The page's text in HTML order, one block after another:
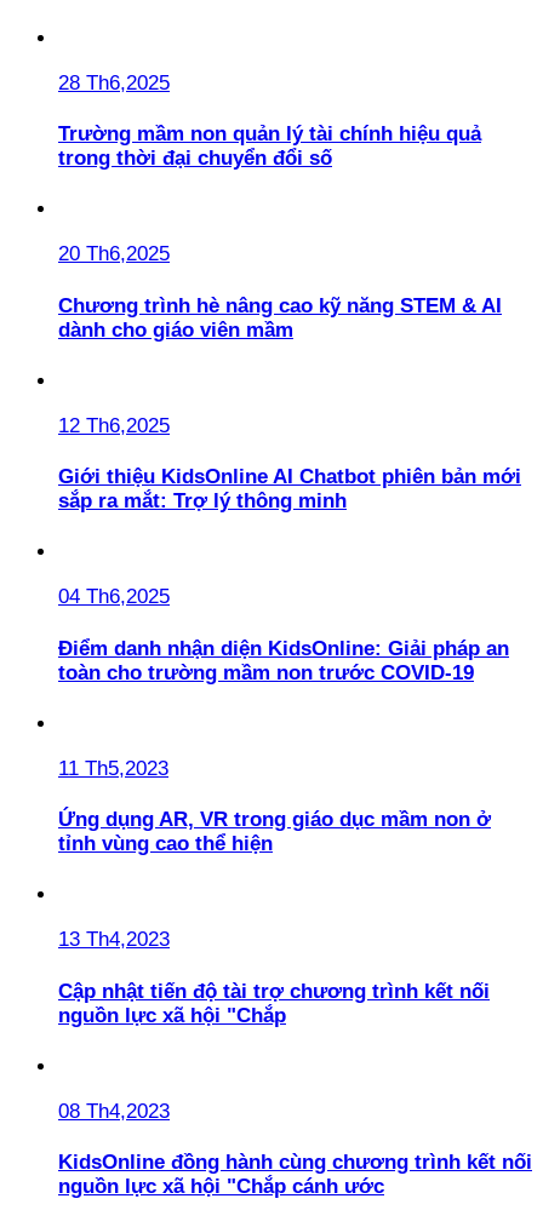
28 Th6,2025
Trường mầm non quản lý tài chính hiệu quả
trong thời đại chuyển đổi số
20 Th6,2025
Chương trình hè nâng cao kỹ năng STEM & AI
dành cho giáo viên mầm
12 Th6,2025
Giới thiệu KidsOnline AI Chatbot phiên bản mới
sắp ra mắt: Trợ lý thông minh
04 Th6,2025
Điểm danh nhận diện KidsOnline: Giải pháp an
toàn cho trường mầm non trước COVID-19
11 Th5,2023
Ứng dụng AR, VR trong giáo dục mầm non ở
tỉnh vùng cao thể hiện
13 Th4,2023
Cập nhật tiến độ tài trợ chương trình kết nối
nguồn lực xã hội "Chắp
08 Th4,2023
KidsOnline đồng hành cùng chương trình kết nối
nguồn lực xã hội "Chắp cánh ước